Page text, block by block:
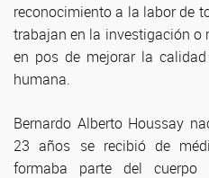
reconocimiento a la labor de
trabajan en la investigación
en pos de mejorar la
humana.
Bernardo Alberto Houssay
23 años se recibió de
formaba parte del cuerpo